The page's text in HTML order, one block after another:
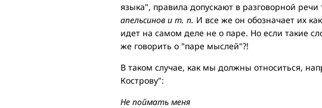
языка", правила допускают в разговорной речи
апельсинов и т. п. И все же он обозначает их
идет на самом деле не о паре. Но если такие
же говорить о "паре мыслей"?!
В таком случае, как мы должны относиться,
Кострову":
Не поймать меня